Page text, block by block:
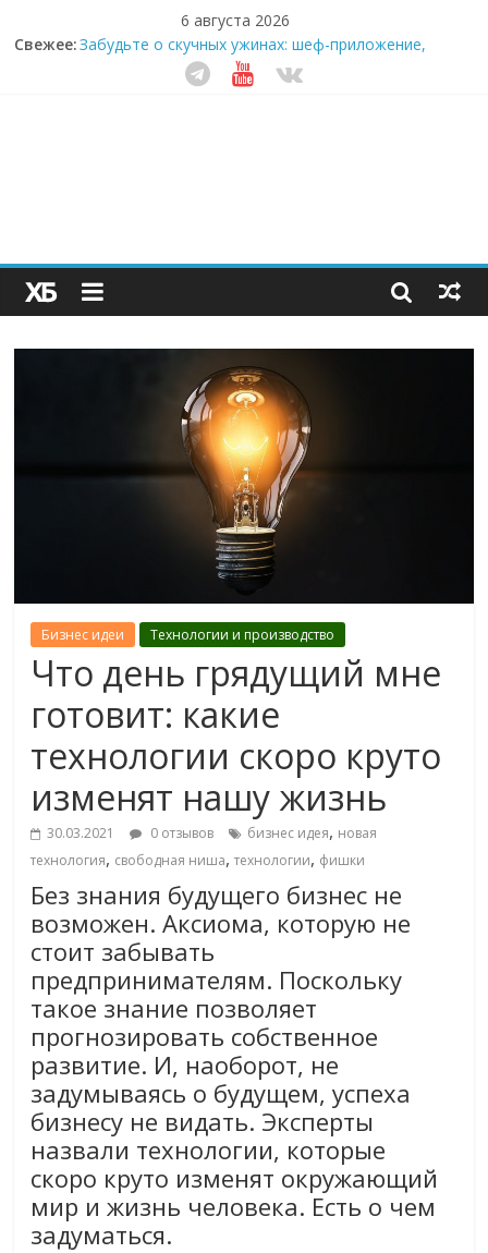
6 августа 2026
Свежее:Секрет супергидратации: почему кокосовая вода с
пребиотиками становится главным трендом
здорового питания
сливки меняют утренний ритуал
Как простая наклейка заставляет миллионы людей
не забывать о самом важном креме этим летом
Бизнес идеи Технологии и производство
Что день грядущий мне
готовит: какие
технологии скоро круто
изменят нашу жизнь
30.03.2021 0 отзывов бизнес идея, новая
технология, свободная ниша,технологии, фишки
Без знания будущего бизнес не
возможен. Аксиома, которую не
стоит забывать
предпринимателям. Поскольку
такое знание позволяет
прогнозировать собственное
развитие. И, наоборот, не
задумываясь о будущем, успеха
бизнесу не видать. Эксперты
назвали технологии, которые
скоро круто изменят окружающий
мир и жизнь человека. Есть о чем
задуматься.